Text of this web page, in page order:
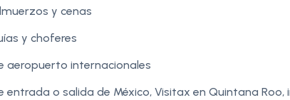
y cenas
y choferes
aeropuerto internacionales
entrada o salida de México, Visitax en Quintana